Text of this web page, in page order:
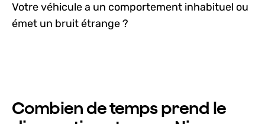
Votre véhicule a un comportement inhabituel ou
émet un bruit étrange ?
Combien de temps prend le